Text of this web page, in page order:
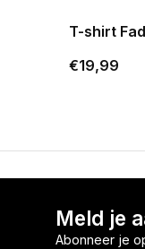
T-shirt
€19,99
Meld je
Abonneer je